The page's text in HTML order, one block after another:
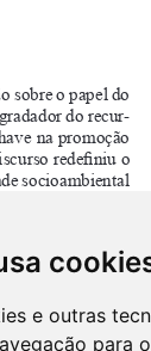
e outras
para